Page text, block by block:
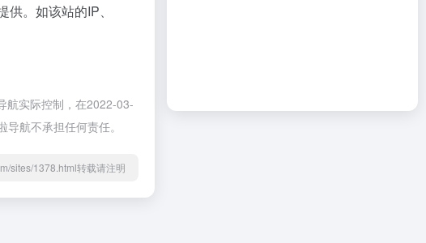
。如该站的IP、
航实际控制，在2022-03-
航不承担任何责任。
sites/1378.html转载请注明